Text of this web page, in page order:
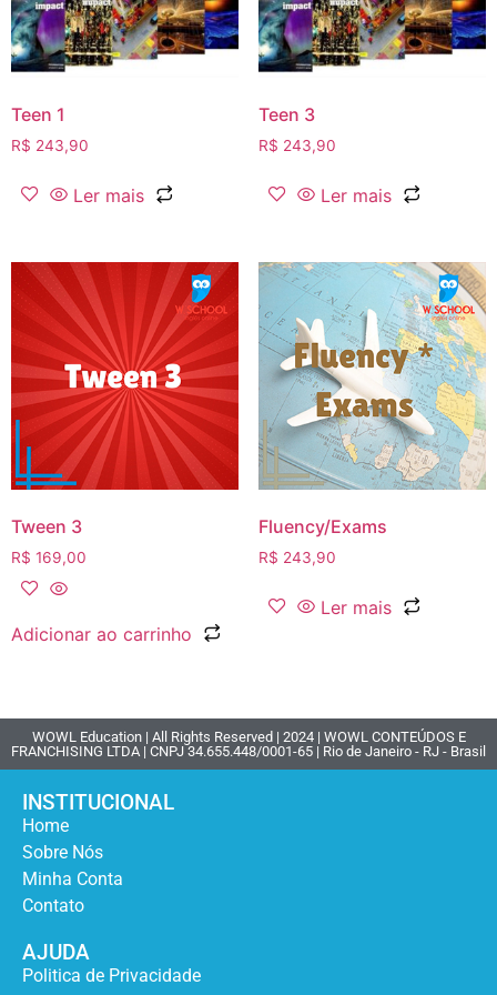
Teen 1
R$ 243,90
Ler mais
Teen 3
R$ 243,90
Ler mais
Tween 3
R$ 169,00
Adicionar ao carrinho
Fluency/Exams
R$ 243,90
Ler mais
WOWL Education | All Rights Reserved | 2024 | WOWL CONTEÚDOS E
FRANCHISING LTDA | CNPJ 34.655.448/0001-65 | Rio de Janeiro - RJ - Brasil
INSTITUCIONAL
Home
Sobre Nós
Minha Conta
Contato
AJUDA
Politica de Privacidade